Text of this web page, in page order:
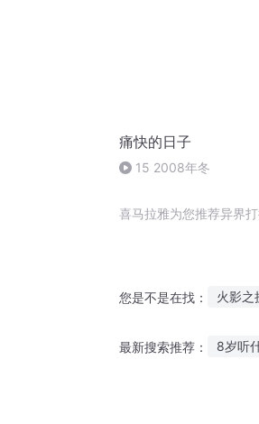
痛快的日子
15 2008年冬
喜马拉雅为您推荐异界
您是不是在找： 火影之
最新搜索推荐： 8岁听